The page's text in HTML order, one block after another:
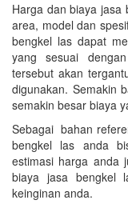
Harga dan biaya jasa
area, model dan
bengkel las dapat
yang sesuai
tersebut akan
digunakan. Semakin
semakin besar biaya
Sebagai bahan
bengkel las anda
estimasi harga anda
biaya jasa bengkel
keinginan anda.